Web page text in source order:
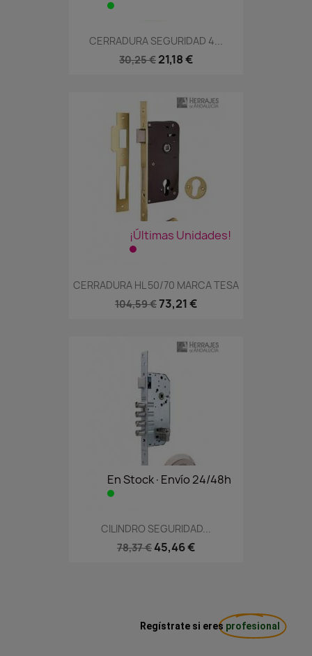
CERRADURA SEGURIDAD 4...
30,25 € 21,18 €
¡Últimas Unidades!
CERRADURA HL 50/70 MARCA TESA
104,59 €73,21 €
En Stock·Envío 24/48h
CILINDRO SEGURIDAD...
78,37 € 45,46 €
Regístrate si eres profesional